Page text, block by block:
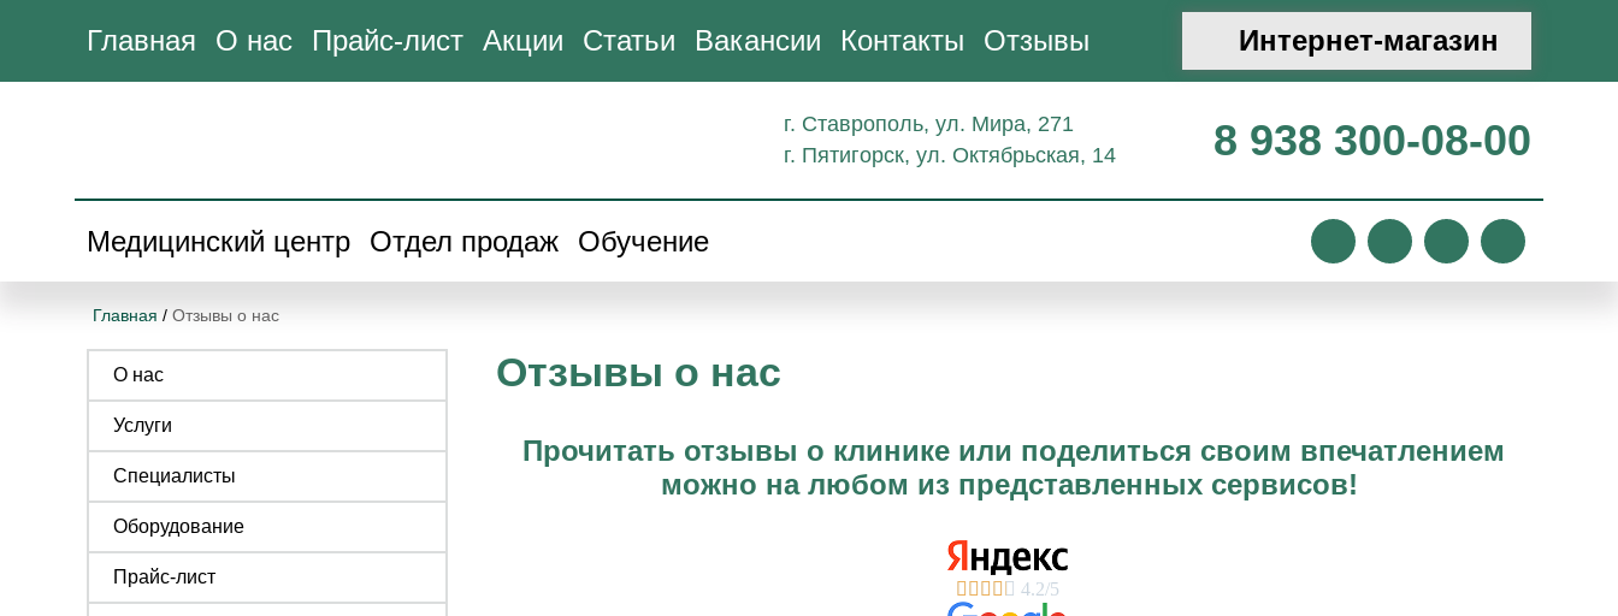
Главная О нас Прайс-лист Акции Статьи Вакансии Контакты Отзывы Интернет-магазин
г. Ставрополь, ул. Мира, 271
г. Пятигорск, ул. Октябрьская, 14
8 938 300-08-00
Медицинский центр Отдел продаж Обучение
Главная / Отзывы о нас
О нас
Услуги
Специалисты
Оборудование
Прайс-лист
Отзывы о нас
Прочитать отзывы о клинике или поделиться своим впечатлением
можно на любом из представленных сервисов!
     4.2/5